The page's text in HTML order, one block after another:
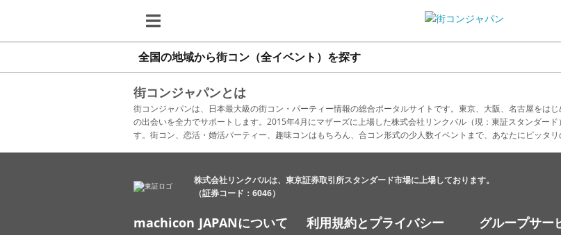
全国の地域から街コン（全イベント）を探す
街コンジャパンとは
街コンジャパンは、日本最大級の街コン・パーティー情報の総合ポータルサイトです。東京、大阪、名古屋をは
の出会いを全力でサポートします。2015年4月にマザーズに上場した株式会社リンクバル（現：東証スタンダー
す。街コン、恋活・婚活パーティー、趣味コンはもちろん、合コン形式の少人数イベントまで、あなたにピッタリ
株式会社リンクバルは、東京証券取引所スタンダード市場に上場しております。
（証券コード：6046）
machicon JAPANについて 利用規約とプライバシー グループサー